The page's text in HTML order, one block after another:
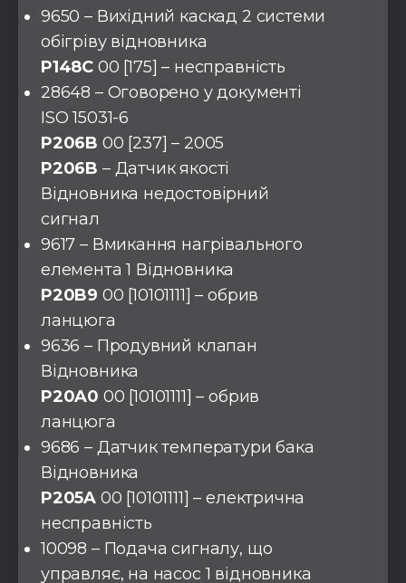
9650 – Вихідний каскад 2 системи
обігріву відновника
P148C 00 [175] – несправність
28648 – Оговорено у документі
ISO 15031-6
P206B 00 [237] – 2005
P206B – Датчик якості
Відновника недостовірний
сигнал
9617 – Вмикання нагрівального
елемента 1 Відновника
P20B9 00 [10101111] – обрив
ланцюга
9636 – Продувний клапан
Відновника
P20A0 00 [10101111] – обрив
ланцюга
9686 – Датчик температури бака
Відновника
P205A 00 [10101111] – електрична
несправність
10098 – Подача сигналу, що
управляє, на насос 1 відновника